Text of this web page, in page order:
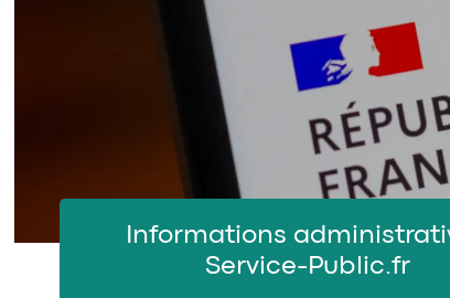
Informations
Service-Public.fr